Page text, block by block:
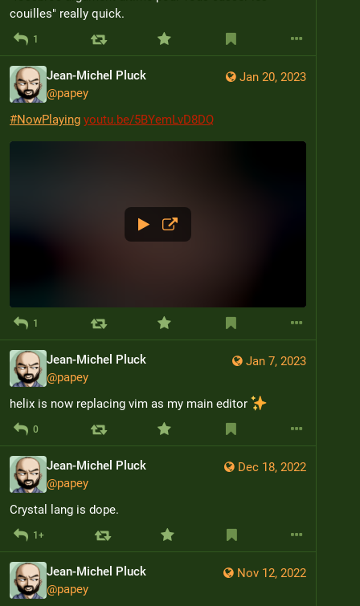
couilles" really quick.
1
Jan 20, 2023
Jean-Michel Pluck
@papey
#NowPlaying youtu.be/5BYemLvD8DQ
1
Jan 7, 2023
Jean-Michel Pluck
@papey
helix is now replacing vim as my main editor
0
Dec 18, 2022
Jean-Michel Pluck
@papey
Crystal lang is dope.
1+
Nov 12, 2022
Jean-Michel Pluck
@papey